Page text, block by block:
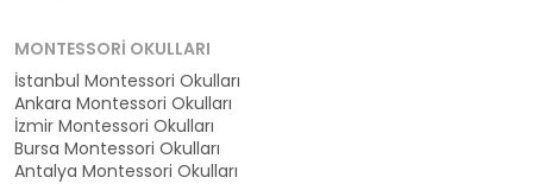
MONTESSORI OKULLARI
İstanbul Montessori Okulları
Ankara Montessori Okulları
İzmir Montessori Okulları
Bursa Montessori Okulları
Antalya Montessori Okulları